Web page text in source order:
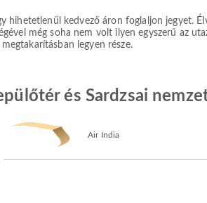
kedvező áron foglaljon jegyet.
még soha nem volt ilyen egyszerű az
legyen része.
és Sardzsai
Air India